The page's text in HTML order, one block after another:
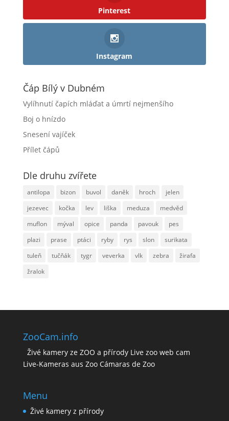
Pinterest
Instagram
Čáp Bílý v Dubném
Vylíhnutí čapích mláďat a úmrtí nejmenšího
Boj o hnízdo
Snesení vajíček
Přílet čápů
Dle druhu zvířete
antilopa bizon buvol daněk hroch
jelen
jezevec
kočka lev liška meduza
medvěd
muflon
mýval opice panda pavouk
pes
plazi
prase ptáci ryby rys slon
surikata
tuleň
tučňák tygr veverka vlk zebra
žirafa
žralok
ZooCam.info
Živé kamery ze ZOO a přírody Live zoo web cam
Live-Kameras aus Zoo Cámaras de Zoo
Menu
Živé kamery z přírody